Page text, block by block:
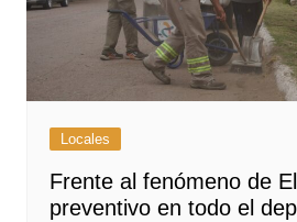
Locales
Frente al fenómeno de
preventivo en todo el